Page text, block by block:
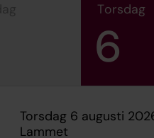
torsdag
6
torsdag 6 augusti
Lammet